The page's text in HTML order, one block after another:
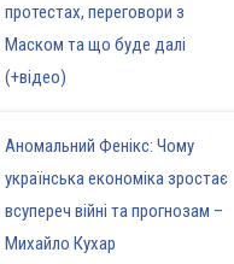
протестах, переговори з
Маском та що буде далі
(+відео)
Аномальний Фенікс: Чому
українська економіка зростає
всупереч війні та прогнозам –
Михайло Кухар